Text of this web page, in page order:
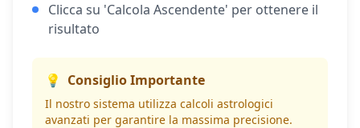
Clicca su 'Calcola Ascendente' per ottenere il
risultato
💡 Consiglio Importante
Il nostro sistema utilizza calcoli astrologici
avanzati per garantire la massima precisione.